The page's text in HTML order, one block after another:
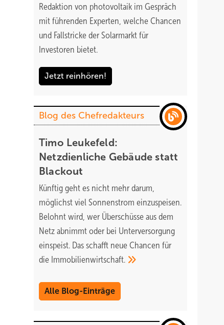
Redaktion von photovoltaik im Gespräch
mit führenden Experten, welche Chancen
und Fallstricke der Solarmarkt für
Investoren bietet.
Jetzt reinhören!
Blog des Chefredakteurs
Timo Leukefeld:
Netzdienliche Gebäude statt
Blackout
Künftig geht es nicht mehr darum,
möglichst viel Sonnenstrom einzuspeisen.
Belohnt wird, wer Überschüsse aus dem
Netz abnimmt oder bei Unterversorgung
einspeist. Das schafft neue Chancen für
die Immobilienwirtschaft.
Alle Blog-Einträge